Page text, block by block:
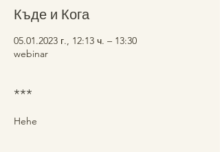
Къде и Кога
05.01.2023 г., 12:13 ч. – 13:30
webinar
***
Hehe